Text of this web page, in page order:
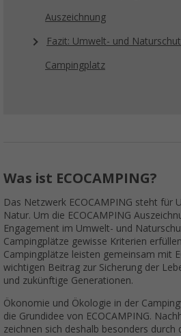
Auszeichnung
Fazit: Umwelt- und
Campingplatz
Was ist ECOCAMPING?
Das Netzwerk ECOCAMPING steht für
Natur. Um die ECOCAMPING
Engagement im Umwelt- und
Campingplätze gewisse Kriterien
Campingplätze leisten gemeinsam mit
wichtigen Beitrag zur Sicherung der
und zukünftige Generationen.
Ökonomie und Ökologie in der
die Grundidee von ECOCAMPING.
zeichnen sich deshalb besonders